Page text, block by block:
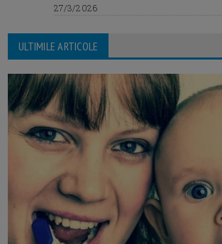
27/3/2026
ULTIMILE ARTICOLE